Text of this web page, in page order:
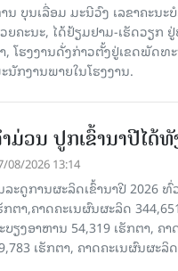
ນ ບຸນເລື່ອມ ມະນີວົງ ເລ​ຂາ​ຄະ​ນ
ຍຄະນະ, ໄດ້ຢ້ຽມຢາມ-ເຮັດວຽກ
, ໂຮງ​ງານ​ດັ່ງ​ກ່າວຕັ້ງຢູ່ເຂດພັດທ
ນັກງານພາຍໃນໂຮງງານ.
ມ່ວນ ປູກເຂົ້ານາປີໄດ້
08/2026 13:14
ລະດູການຜະລິດເຂົ້ານາປີ 2026
ກຕາ,ຄາດຄະເນຜົນຜະລິດ
ບຽງອາຫານ 54,319 ເຮັກຕາ,
ເຮັກຕາ, ຄາດຄະເນຜົນຜະລິ